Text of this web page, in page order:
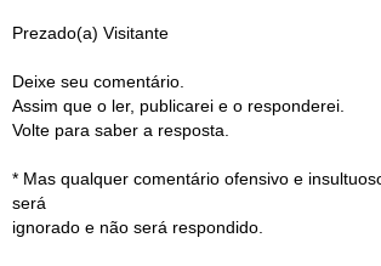
Prezado(a) Visitante
Deixe seu comentário.
Assim que o ler, publicarei e o responderei.
Volte para saber a resposta.
* Mas qualquer comentário ofensivo e
será
ignorado e não será respondido.